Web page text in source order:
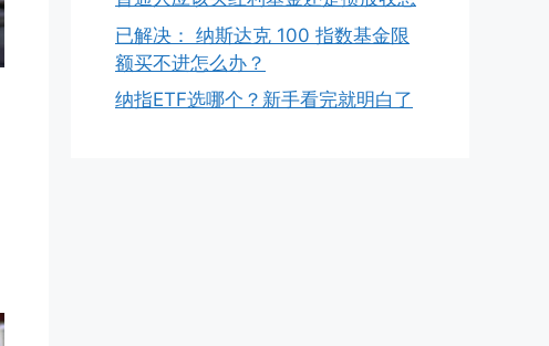
已解决： 纳斯达克 100 指数基金限
额买不进怎么办？
纳指ETF选哪个？新手看完就明白了